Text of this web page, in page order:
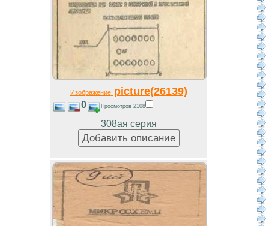
Изображениеpicture(26139)
0 Просмотров 2108
308ая серия